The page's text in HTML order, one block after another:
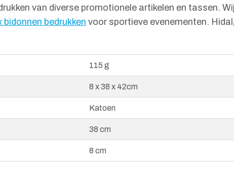
van diverse promotionele artikelen en tassen.
bidonnen bedrukken voor sportieve evenementen.
115 g
8 x 38 x 42cm
Katoen
38 cm
8 cm